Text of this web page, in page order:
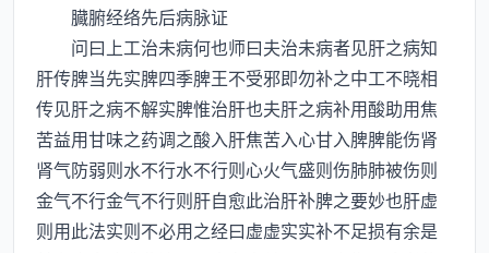
臓腑经络先后病脉证
问曰上工治未病何也师曰夫治未病者见肝之病知
肝传脾当先实脾四季脾王不受邪即勿补之中工不晓相
传见肝之病不解实脾惟治肝也夫肝之病补用酸助用焦
苦益用甘味之药调之酸入肝焦苦入心甘入脾脾能伤肾
肾气防弱则水不行水不行则心火气盛则伤肺肺被伤则
金气不行金气不行则肝自愈此治肝补脾之要妙也肝虚
则用此法实则不必用之经曰虚虚实实补不足损有余是